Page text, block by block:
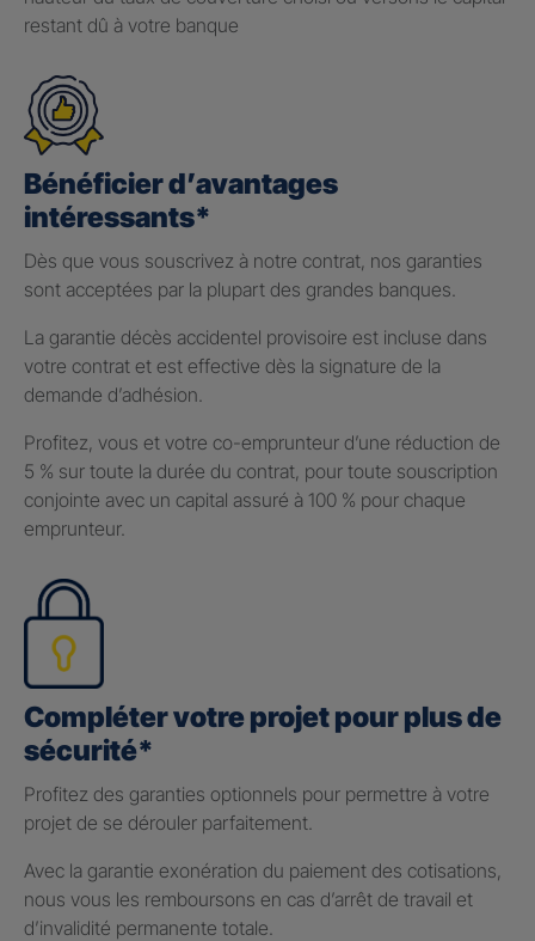
restant dû à votre banque
Bénéficier d’avantages
intéressants*
Dès que vous souscrivez à notre contrat, nos garanties
sont acceptées par la plupart des grandes banques.
La garantie décès accidentel provisoire est incluse dans
votre contrat et est effective dès la signature de la
demande d’adhésion.
Profitez, vous et votre co-emprunteur d’une réduction de
5 % sur toute la durée du contrat, pour toute souscription
conjointe avec un capital assuré à 100 % pour chaque
emprunteur.
Compléter votre projet pour plus de
sécurité*
Profitez des garanties optionnels pour permettre à votre
projet de se dérouler parfaitement.
Avec la garantie exonération du paiement des cotisations,
nous vous les remboursons en cas d’arrêt de travail et
d’invalidité permanente totale.